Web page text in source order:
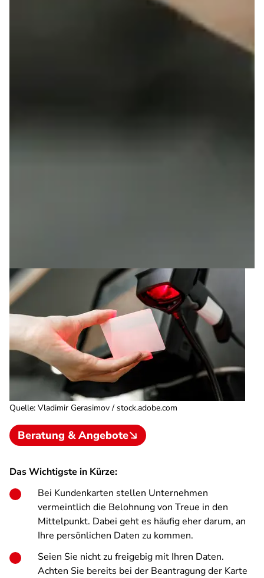
Quelle: Vladimir Gerasimov / stock.adobe.com
Beratung & Angebote
Das Wichtigste in Kürze:
Bei Kundenkarten stellen Unternehmen
vermeintlich die Belohnung von Treue in den
Mittelpunkt. Dabei geht es häufig eher darum, an
Ihre persönlichen Daten zu kommen.
Seien Sie nicht zu freigebig mit Ihren Daten.
Achten Sie bereits bei der Beantragung der Karte